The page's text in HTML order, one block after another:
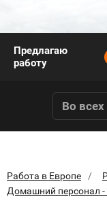
Предлагаю
работу
Во всех
Работа в Европе
Домашний персонал